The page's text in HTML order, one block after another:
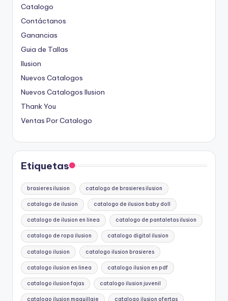
Catalogo
Contáctanos
Ganancias
Guia de Tallas
Ilusion
Nuevos Catalogos
Nuevos Catalogos Ilusion
Thank You
Ventas Por Catalogo
Etiquetas
brasieres ilusion catalogo de brasieres ilusion
catalogo de ilusion catalogo de ilusion baby doll
catalogo de ilusion en linea catalogo de pantaletas ilusion
catalogo de ropa ilusion catalogo digital ilusion
catalogo ilusion catalogo ilusion brasieres
catalogo ilusion en linea catalogo ilusion en pdf
catalogo ilusion fajas catalogo ilusion juvenil
catalogo ilusion maquillaje catalogo ilusion ofertas